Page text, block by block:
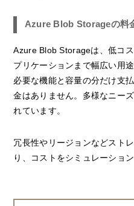
Azure Blob Storageの料
Azure Blob Storageは、低コ
プリケーションまで幅広い用
必要な機能と容量の分だけ支
金はありません。多様なニー
れています。
冗長性やリージョンなどスト
り、コストをシミュレーション